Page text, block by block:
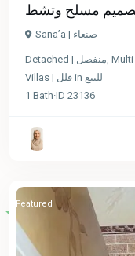
Sana’a | صنعاء
Detached | منفصل
Villas | فلل in للبيع
1 Bath·ID 23136
Featured